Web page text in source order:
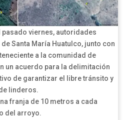
pasado viernes, autoridades
Santa María Huatulco, junto con
a la comunidad de
un acuerdo para la delimitación
de garantizar el libre tránsito y
linderos.
franja de 10 metros a cada
del arroyo.